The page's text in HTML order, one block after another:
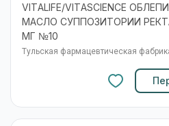
VITALIFE/VITASCIENCE
МАСЛО СУППОЗИТОРИИ
МГ №10
Тульская фармацевтическая